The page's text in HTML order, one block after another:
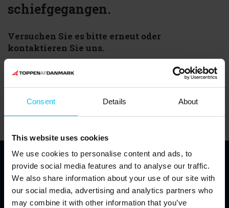
Consent Details About
This website uses cookies
We use cookies to personalise content and ads, to
provide social media features and to analyse our traffic.
We also share information about your use of our site with
our social media, advertising and analytics partners who
may combine it with other information that you’ve
schiefgegangen.
Versuchen Sie es bitte erneut oder
kontaktieren Sie uns.
Starten Sie eine neue Suche oder nutzen Sie einen dieser Links:
Startseite
Toppen af Danmark
Vestre Strandvej 10
DK-9990 Skagen